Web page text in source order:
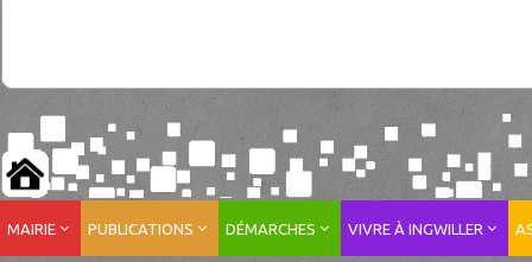
MAIRIE PUBLICATIONS DÉMARCHES VIVRE À INGWILLER